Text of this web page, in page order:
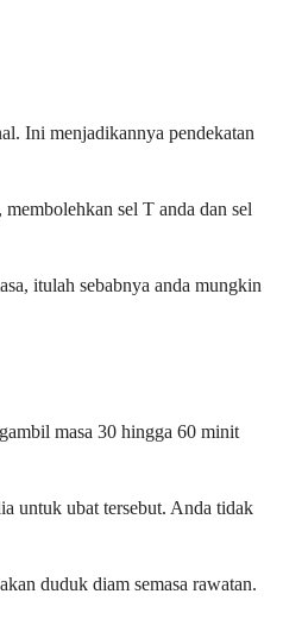
Ini menjadikannya pendekatan
sel T anda dan sel
itulah sebabnya anda mungkin
masa 30 hingga 60 minit
untuk ubat tersebut. Anda tidak
duduk diam semasa rawatan.